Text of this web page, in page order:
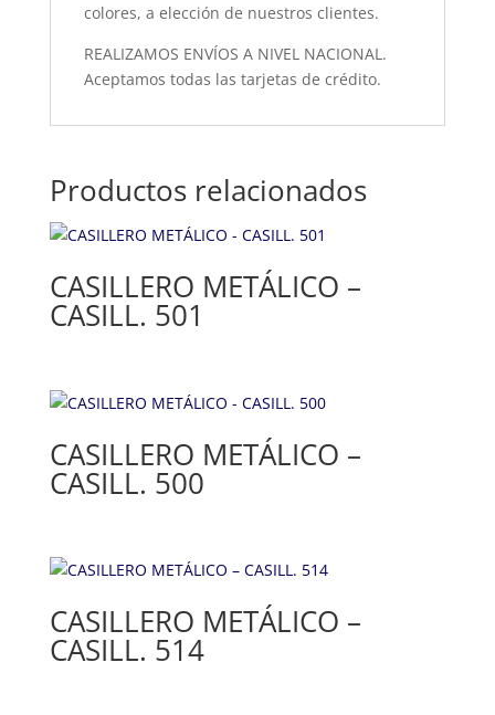
colores, a elección de nuestros clientes.
REALIZAMOS ENVÍOS A NIVEL NACIONAL.
Aceptamos todas las tarjetas de crédito.
Productos relacionados
CASILLERO METÁLICO –
CASILL. 501
CASILLERO METÁLICO –
CASILL. 500
CASILLERO METÁLICO –
CASILL. 514